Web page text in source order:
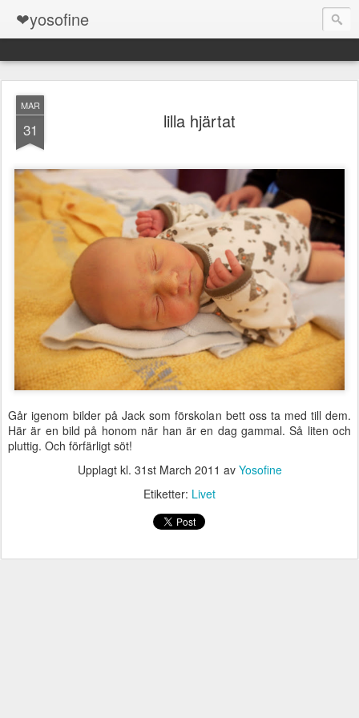
❤yosofine
MAR
31 lilla hjärtat
Går igenom bilder på Jack som förskolan bett oss ta med till dem.
Här är en bild på honom när han är en dag gammal. Så liten och
pluttig. Och förfärligt söt!
Upplagt kl. 31st March 2011 av Yosofine
Etiketter: Livet